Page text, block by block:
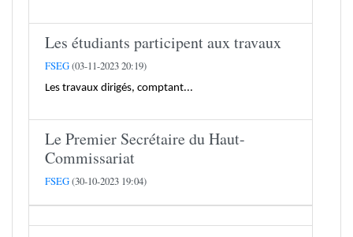
Les étudiants participent aux travaux
FSEG(03-11-2023 20:19)
Les travaux dirigés, comptant...
Le Premier Secrétaire du Haut-
Commissariat
FSEG(30-10-2023 19:04)